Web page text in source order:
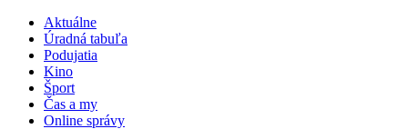
Aktuálne
Úradná tabuľa
Podujatia
Kino
Šport
Čas a my
Online správy